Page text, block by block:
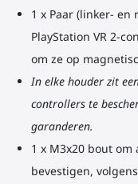
1 x Paar (linker-
PlayStation VR 2-
om ze op
In elke houder zit
controllers te
garanderen.
1 x M3x20 bout
bevestigen,